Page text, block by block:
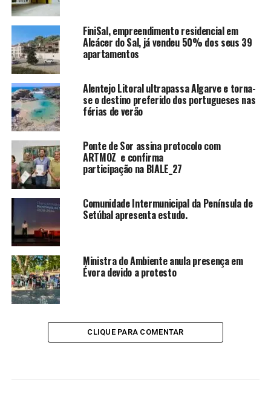
FiniSal, empreendimento residencial em
Alcácer do Sal, já vendeu 50% dos seus 39
apartamentos
Alentejo Litoral ultrapassa Algarve e torna-
se o destino preferido dos portugueses nas
férias de verão
Ponte de Sor assina protocolo com
ARTMOZ e confirma
participação na BIALE_27
Comunidade Intermunicipal da Península de
Setúbal apresenta estudo.
Ministra do Ambiente anula presença em
Évora devido a protesto
CLIQUE PARA COMENTAR